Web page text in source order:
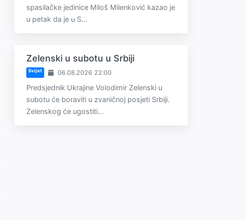
spasilačke jedinice Miloš Milenković kazao je
u petak da je u S...
Zelenski u subotu u Srbiji
Svijet 06.08.2026 22:00
Predsjednik Ukrajine Volodimir Zelenski u
subotu će boraviti u zvaničnoj posjeti Srbiji.
Zelenskog će ugostiti...